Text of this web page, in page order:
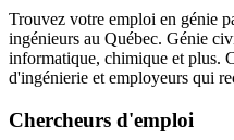
Trouvez votre emploi en génie
ingénieurs au Québec. Génie
informatique, chimique et plus.
d'ingénierie et employeurs qui
Chercheurs d'emploi